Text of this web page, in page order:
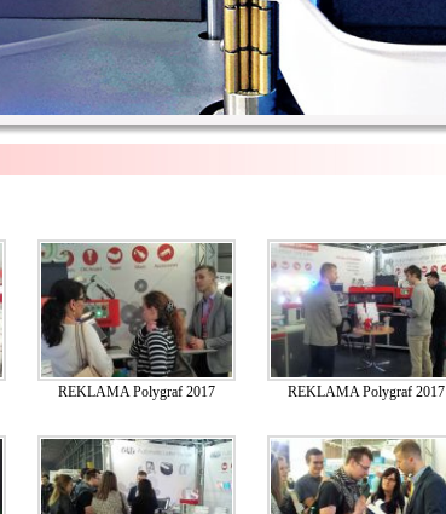
REKLAMA Polygraf 2017 REKLAMA Polygraf 2017